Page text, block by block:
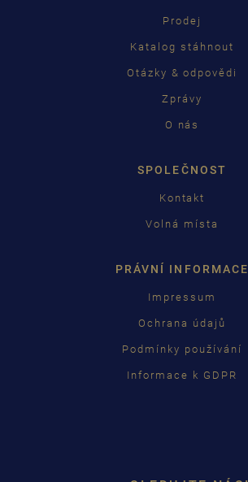
Prodej
Katalog stáhnout
Otázky & odpovědi
Zprávy
O nás
SPOLEČNOST
Kontakt
Volná místa
PRÁVNÍ INFORMACE
Impressum
Ochrana údajů
Podmínky používání
Informace k GDPR